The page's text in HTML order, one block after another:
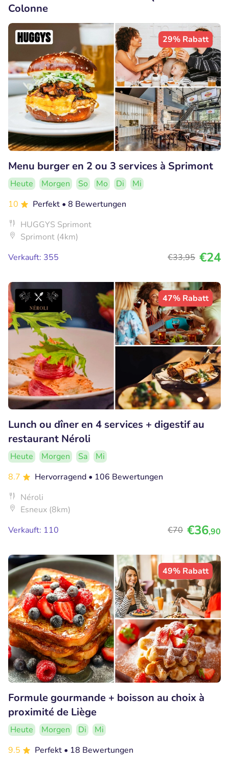
Colonne
29% Rabatt
Menu burger en 2 ou 3 services à Sprimont
Heute Morgen So Mo Di
Mi
10
Perfekt • 8 Bewertungen
HUGGYS Sprimont
Sprimont (4km)
Verkauft: 355
€33,95 €24
47% Rabatt
Lunch ou dîner en 4 services + digestif au
restaurant Néroli
Heute Morgen Sa
Mi
8.7
Hervorragend • 106 Bewertungen
Néroli
Esneux (8km)
Verkauft: 110
€70 €36,90
49% Rabatt
Formule gourmande + boisson au choix à
proximité de Liège
Heute Morgen Di
Mi
9.5
Perfekt • 18 Bewertungen